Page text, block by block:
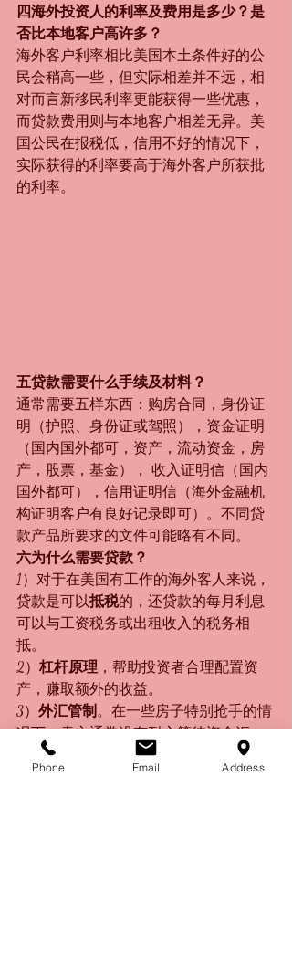
四海外投资人的利率及费用是多少？是
否比本地客户高许多？
海外客户利率相比美国本土条件好的公
民会稍高一些，但实际相差并不远，相
对而言新移民利率更能获得一些优惠，
而贷款费用则与本地客户相差无异。美
国公民在报税低，信用不好的情况下，
实际获得的利率要高于海外客户所获批
的利率。
五贷款需要什么手续及材料？
通常需要五样东西：购房合同，身份证
明（护照、身份证或驾照），资金证明
（国内国外都可，资产，流动资金，房
产，股票，基金）， 收入证明信（国内
国外都可），信用证明信（海外金融机
构证明客户有良好记录即可）。不同贷
款产品所要求的文件可能略有不同。
六为什么需要贷款？
1）对于在美国有工作的海外客人来说，
贷款是可以抵税的，还贷款的每月利息
可以与工资税务或出租收入的税务相
抵。
2） 杠杆原理 ，帮助投资者合理配置资
产，赚取额外的收益。
3） 外汇管制 。在一些房子特别抢手的情
况下，卖主通常没有耐心等待资金汇
出，会要求最多60天内过户，这时便需
要能快速审批的银行通过贷款的方式解
Phone Email Address